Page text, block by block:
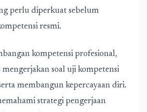
perlu diperkuat sebelum
resmi.
kompetensi profesional,
soal uji kompetensi
membangun kepercayaan diri.
strategi pengerjaan